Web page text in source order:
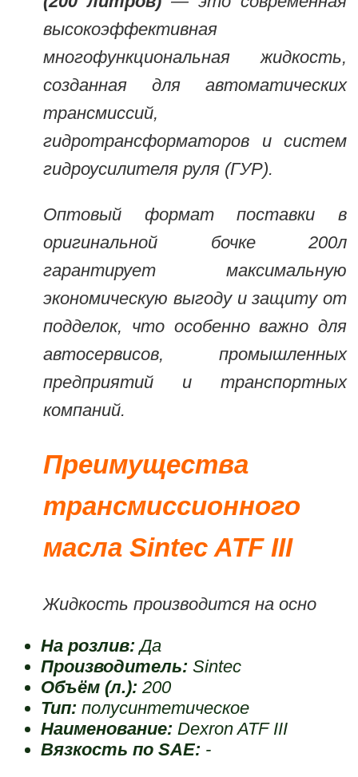
высокоэффективная
многофункциональная жидкость,
созданная для автоматических
трансмиссий,
гидротрансформаторов и систем
гидроусилителя руля (ГУР).
Оптовый формат поставки в
оригинальной бочке 200л
гарантирует максимальную
экономическую выгоду и защиту от
подделок, что особенно важно для
автосервисов, промышленных
предприятий и транспортных
компаний.
Преимущества
трансмиссионного
масла Sintec ATF III
Жидкость производится на осно
На розлив:Да
Производитель:Sintec
Объём (л.):200
Тип:полусинтетическое
Наименование:Dexron ATF III
Вязкость по SAE: -